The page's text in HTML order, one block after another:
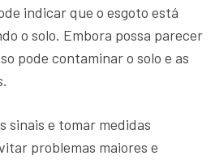
indicar que o esgoto está
o solo. Embora possa parecer
pode contaminar o solo e as
sinais e tomar medidas
problemas maiores e